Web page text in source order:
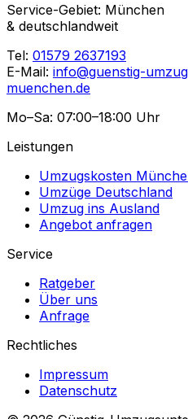
Service-Gebiet: München
& deutschlandweit
Tel: 01579 2637193
E-Mail: info@guenstig-
muenchen.de
Mo–Sa: 07:00–18:00 Uhr
Leistungen
Umzugskosten
Umzüge Deutschland
Umzug ins Ausland
Angebot anfragen
Service
Ratgeber
Über uns
Anfrage
Rechtliches
Impressum
Datenschutz